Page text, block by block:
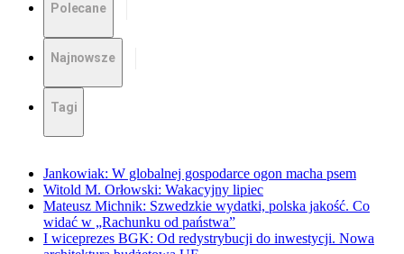
Polecane
Najnowsze
Tagi
Jankowiak: W globalnej gospodarce ogon macha psem
Witold M. Orłowski: Wakacyjny lipiec
Mateusz Michnik: Szwedzkie wydatki, polska jakość. Co
widać w „Rachunku od państwa”
I wiceprezes BGK: Od redystrybucji do inwestycji. Nowa